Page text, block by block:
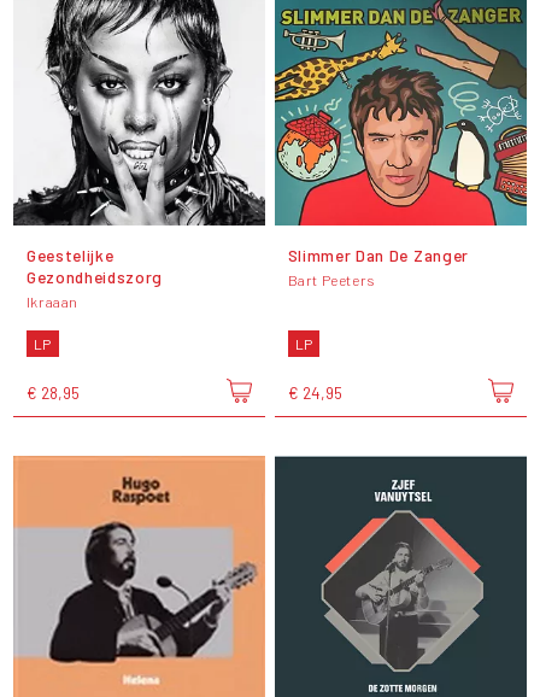
Geestelijke
Gezondheidszorg
Ikraaan
LP
€ 28,95
Slimmer Dan De Zanger
Bart Peeters
LP
€ 24,95